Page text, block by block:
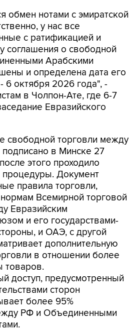
обмен нотами с эмиратской
у нас все
с ратификацией и
соглашения о свободной
Арабскими
и определена дата его
6 октября 2026 года", -
в Чолпон-Ате, где 6-7
Евразийского
свободной торговли между
в Минске 27
этого проходило
Документ
правила торговли,
Всемирной торговой
Евразийским
и его государствами-
и ОАЭ, с другой
дополнительную
в отношении более
товаров.
доступ, предусмотренный
сторон
более 95%
РФ и Объединенными